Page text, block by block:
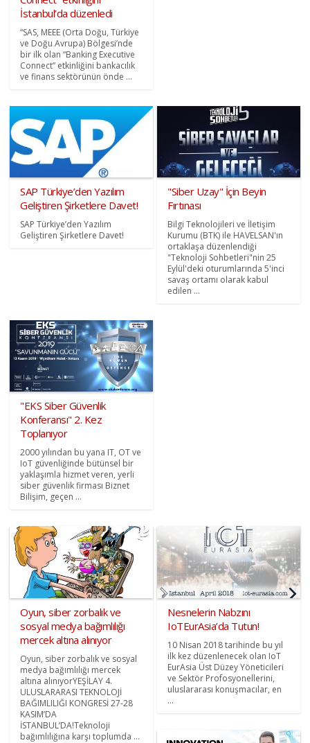
İstanbul’da düzenledi
“SAS, MEEE (Orta Doğu, Türkiye
ve Doğu Avrupa) Bölgesi’nde
bir ilk olan “Banking Executive
Connect” etkinliğini bankacılık
ve finans sektörünün önde ...
SAP Türkiye’den Yazılım
Geliştiren Şirketlere Davet!
SAP Türkiye’den Yazılım
Geliştiren Şirketlere Davet!
"Siber Uzay" İçin Beyin
Fırtınası
Bilgi Teknolojileri ve İletişim
Kurumu (BTK) ile HAVELSAN'ın
ortaklaşa düzenlendiği
"Teknoloji Sohbetleri"nin 25
Eylül'deki oturumlarında 5'inci
savaş ortamı olarak kabul
edilen ...
"EKS Siber Güvenlik
Konferansı" 2. Kez
Toplanıyor
2000 yılından bu yana IT, OT ve
IoT güvenliğinde bütünsel bir
yaklaşımla hizmet veren, yerli
siber güvenlik firması Biznet
Bilişim, geçen ...
Oyun, siber zorbalık ve
sosyal medya bağımlılığı
mercek altına alınıyor
Oyun, siber zorbalık ve sosyal
medya bağımlılığı mercek
altına alınıyorYEŞİLAY 4.
ULUSLARARASI TEKNOLOJİ
BAĞIMLILIĞI KONGRESİ 27-28
KASIM’DA
İSTANBUL’DA!Teknoloji
bağımlılığına karşı toplumda ...
Nesnelerin Nabzını
IoTEurAsia’da Tutun!
10 Nisan 2018 tarihinde bu yıl
ilk kez düzenlenecek olan IoT
EurAsia Üst Düzey Yöneticileri
ve Sektör Profosyonellerini,
uluslararası konuşmacılar, en
...